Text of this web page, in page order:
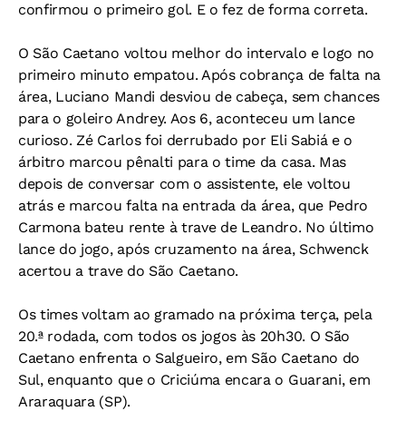
confirmou o primeiro gol. E o fez de forma correta.
O São Caetano voltou melhor do intervalo e logo no
primeiro minuto empatou. Após cobrança de falta na
área, Luciano Mandi desviou de cabeça, sem chances
para o goleiro Andrey. Aos 6, aconteceu um lance
curioso. Zé Carlos foi derrubado por Eli Sabiá e o
árbitro marcou pênalti para o time da casa. Mas
depois de conversar com o assistente, ele voltou
atrás e marcou falta na entrada da área, que Pedro
Carmona bateu rente à trave de Leandro. No último
lance do jogo, após cruzamento na área, Schwenck
acertou a trave do São Caetano.
Os times voltam ao gramado na próxima terça, pela
20.ª rodada, com todos os jogos às 20h30. O São
Caetano enfrenta o Salgueiro, em São Caetano do
Sul, enquanto que o Criciúma encara o Guarani, em
Araraquara (SP).